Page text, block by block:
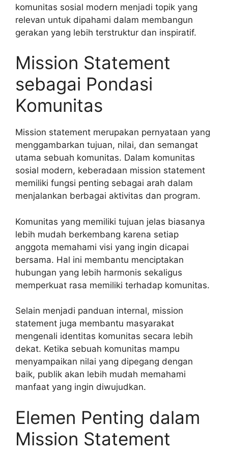
komunitas sosial modern menjadi topik yang
relevan untuk dipahami dalam membangun
gerakan yang lebih terstruktur dan inspiratif.
Mission Statement
sebagai Pondasi
Komunitas
Mission statement merupakan pernyataan yang
menggambarkan tujuan, nilai, dan semangat
utama sebuah komunitas. Dalam komunitas
sosial modern, keberadaan mission statement
memiliki fungsi penting sebagai arah dalam
menjalankan berbagai aktivitas dan program.
Komunitas yang memiliki tujuan jelas biasanya
lebih mudah berkembang karena setiap
anggota memahami visi yang ingin dicapai
bersama. Hal ini membantu menciptakan
hubungan yang lebih harmonis sekaligus
memperkuat rasa memiliki terhadap komunitas.
Selain menjadi panduan internal, mission
statement juga membantu masyarakat
mengenali identitas komunitas secara lebih
dekat. Ketika sebuah komunitas mampu
menyampaikan nilai yang dipegang dengan
baik, publik akan lebih mudah memahami
manfaat yang ingin diwujudkan.
Elemen Penting dalam
Mission Statement